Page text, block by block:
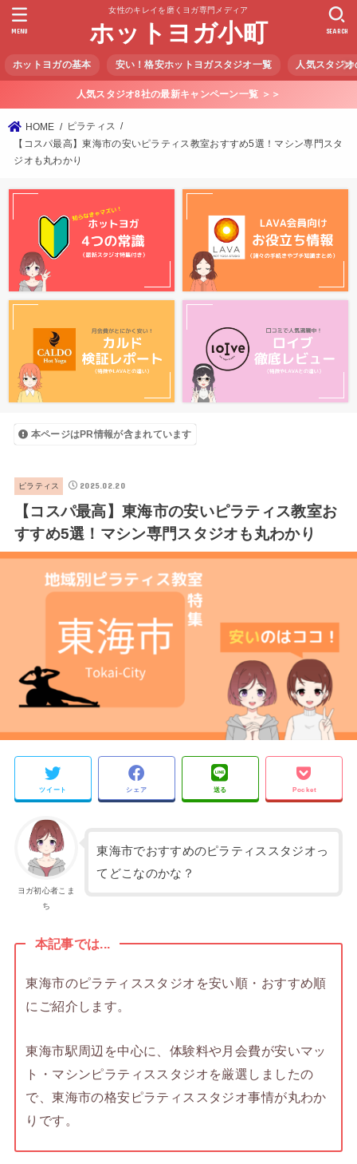
女性のキレイを磨くヨガ専門メディア
ホットヨガ小町
ホットヨガの基本 安い！格安ホットヨガスタジオ一覧 人気スタジ
SEARCH
MENU
人気スタジオ8社の最新キャンペーン一覧 ＞＞
HOME
ピラティス
【コスパ最高】東海市の安いピラティス教室おすすめ5選！マシン専門スタ
ジオも丸わかり
本ページはPR情報が含まれています
ピラティス 2025.02.20
【コスパ最高】東海市の安いピラティス教室お
すすめ5選！マシン専門スタジオも丸わかり
ツイート シェア 送る Pocket
ヨガ初心者こま
ち
東海市でおすすめのピラティススタジオっ
てどこなのかな？
本記事では...
東海市のピラティススタジオを安い順・おすすめ順
にご紹介します。
東海市駅周辺を中心に、体験料や月会費が安いマッ
ト・マシンピラティススタジオを厳選しましたの
で、東海市の格安ピラティススタジオ事情が丸わか
りです。